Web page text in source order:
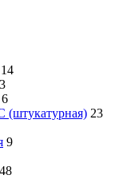
14
6
(штукатурная) 23
9
48